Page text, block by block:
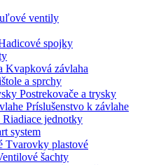
ventily
spojky
Kvapková závlaha
a sprchy
Postrekovače a trysky
Príslušenstvo k závlahe
Riadiace jednotky
system
Tvarovky plastové
šachty